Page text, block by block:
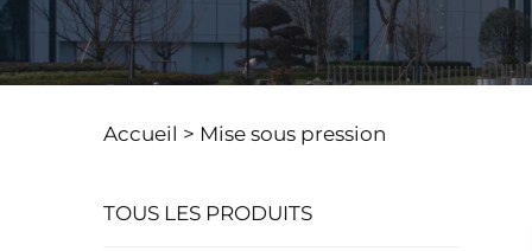
Accueil > Mise sous pression
TOUS LES PRODUITS